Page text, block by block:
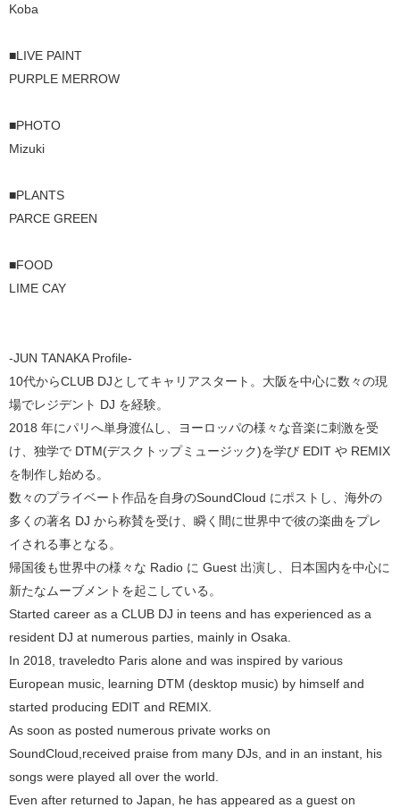
Koba
■LIVE PAINT
PURPLE MERROW
■PHOTO
Mizuki
■PLANTS
PARCE GREEN
■FOOD
LIME CAY
-JUN TANAKA Profile-
10代からCLUB DJとしてキャリアスタート。大阪を中心に数々の現
場でレジデント DJ を経験。
2018 年にパリへ単身渡仏し、ヨーロッパの様々な音楽に刺激を受
け、独学で DTM(デスクトップミュージック)を学び EDIT や REMIX
を制作し始める。
数々のプライベート作品を自身のSoundCloud にポストし、海外の
多くの著名 DJ から称賛を受け、瞬く間に世界中で彼の楽曲をプレ
イされる事となる。
帰国後も世界中の様々な Radio に Guest 出演し、日本国内を中心に
新たなムーブメントを起こしている。
Started career as a CLUB DJ in teens and has experienced as a
resident DJ at numerous parties, mainly in Osaka.
In 2018, traveledto Paris alone and was inspired by various
European music, learning DTM (desktop music) by himself and
started producing EDIT and REMIX.
As soon as posted numerous private works on
SoundCloud,received praise from many DJs, and in an instant, his
songs were played all over the world.
Even after returned to Japan, he has appeared as a guest on